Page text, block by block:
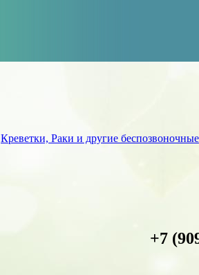
Креветки, Раки и другие беспозвоночные
+7